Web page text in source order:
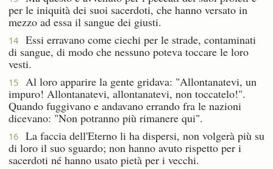
per le iniquità dei suoi sacerdoti, che hanno versato in
mezzo ad essa il sangue dei giusti.
14
Essi erravano come ciechi per le strade, contaminati
di sangue, di modo che nessuno poteva toccare le loro
vesti.
15
Al loro apparire la gente gridava: "Allontanatevi, un
impuro! Allontanatevi, allontanatevi, non toccatelo!".
Quando fuggivano e andavano errando fra le nazioni
dicevano: "Non potranno più rimanere qui".
16
La faccia dell'Eterno li ha dispersi, non volgerà più su
di loro il suo sguardo; non hanno avuto rispetto per i
sacerdoti né hanno usato pietà per i vecchi.